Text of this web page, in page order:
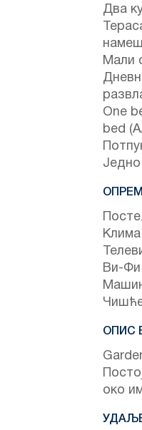
Два
Мали
One
bed
Једно
Клима
Ви-Фи
ОПИС
око